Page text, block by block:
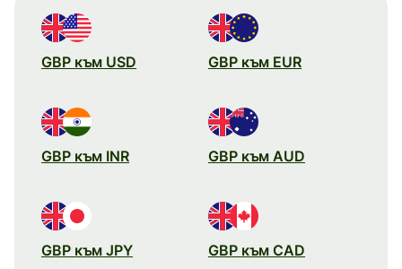
GBP към USD GBP към EUR
GBP към INR GBP към AUD
GBP към JPY GBP към CAD